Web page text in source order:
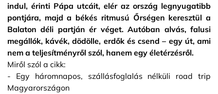
indul, érinti Pápa utcáit, elér az ország legnyugatibb
pontjára, majd a békés ritmusú Őrségen keresztül a
Balaton déli partján ér véget. Autóban alvás, falusi
megállók, kávék, dödölle, erdők és csend – egy út, ami
nem a teljesítményről szól, hanem egy életérzésről.
Miről szól a cikk:
- Egy háromnapos, szállásfoglalás nélküli road trip
Magyarországon